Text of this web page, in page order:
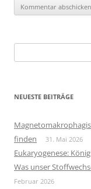
nach:
NEUESTE BEITRÄGE
finden
31. Mai 2026
Eukaryogenese:
Was unser
Februar 2026